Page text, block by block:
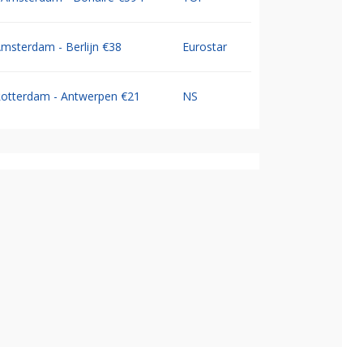
- Berlijn €38 Eurostar
- Antwerpen €21 NS